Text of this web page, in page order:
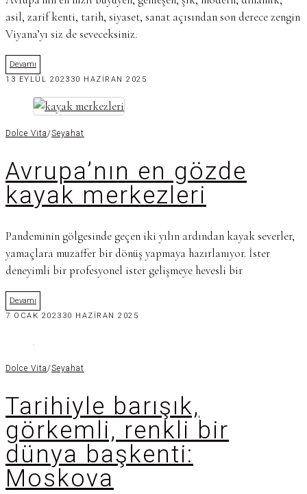
asil, zarif kenti, tarih, siyaset, sanat açısından son derece zengin
Viyana’yı siz de seveceksiniz.
Devamı
13 EYLÜL 2023 30 HAZIRAN 2025
Dolce Vita/Seyahat
Avrupa’nın en gözde
kayak merkezleri
Pandeminin gölgesinde geçen iki yılın ardından kayak severler,
yamaçlara muzaffer bir dönüş yapmaya hazırlanıyor. İster
deneyimli bir profesyonel ister gelişmeye hevesli bir
Devamı
7 OCAK 2023 30 HAZIRAN 2025
Dolce Vita/Seyahat
Tarihiyle barışık,
görkemli, renkli bir
dünya başkenti:
Moskova